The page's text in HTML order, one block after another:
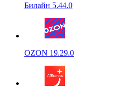
Билайн 5.44.0
OZON 19.29.0